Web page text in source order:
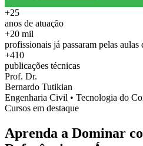
+25
anos de atuação
+20 mil
profissionais já passaram pelas
+410
publicações técnicas
Prof. Dr.
Bernardo Tutikian
Engenharia Civil • Tecnologia do
Cursos em destaque
Aprenda a Dominar